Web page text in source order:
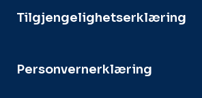
Tilgjengelighetserklæring
Personvernerklæring